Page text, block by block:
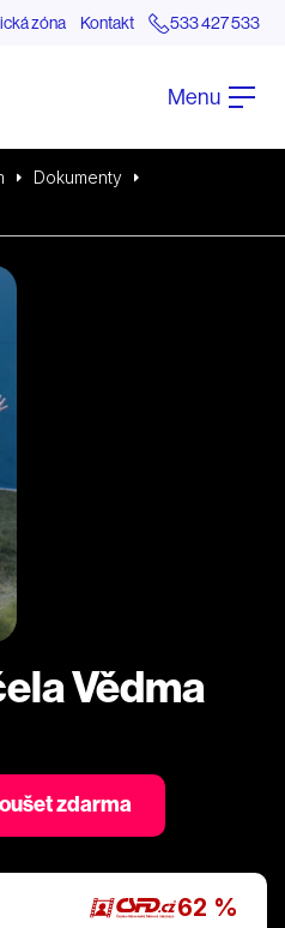
zóna Kontakt 533 427 533
Menu
Dokumenty
Vědma
zdarma
62 %